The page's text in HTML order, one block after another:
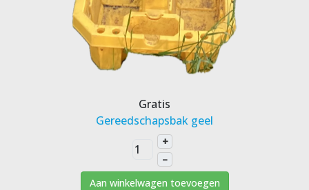
Gratis
Gereedschapsbak geel
+
–
Aan winkelwagen toevoegen